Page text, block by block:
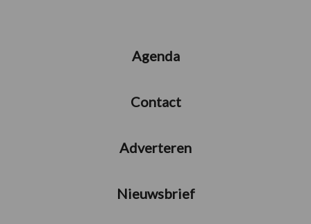
Agenda
Contact
Adverteren
Nieuwsbrief